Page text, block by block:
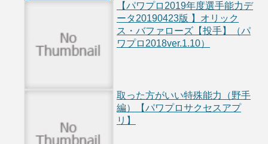
【パワプロ2019年度選手能力デ
ータ20190423版 】オリック
ス・バファローズ【投手】（パ
ワプロ2018ver.1.10）
取った方がいい特殊能力（野手
編）【パワプロサクセスアプ
リ】